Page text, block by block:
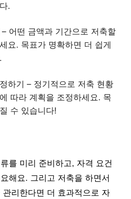
.
어떤 금액과 기간으로 저축할
요. 목표가 명확하면 더 쉽게
하기 – 정기적으로 저축 현황
따라 계획을 조정하세요. 목
수 있습니다!
를 미리 준비하고, 자격 요건
해요. 그리고 저축을 하면서
관리한다면 더 효과적으로 자